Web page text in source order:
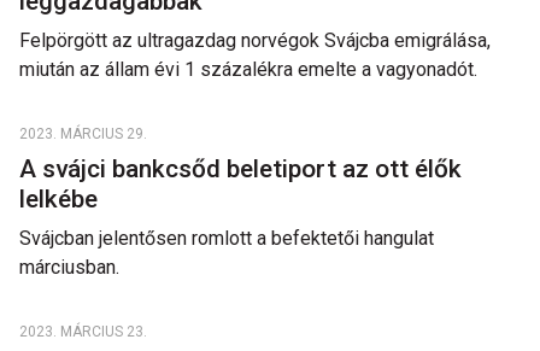
Felpörgött az ultragazdag norvégok Svájcba emigrálása,
miután az állam évi 1 százalékra emelte a vagyonadót.
2023. MÁRCIUS 29.
A svájci bankcsőd beletiport az ott élők
lelkébe
Svájcban jelentősen romlott a befektetői hangulat
márciusban.
2023. MÁRCIUS 23.